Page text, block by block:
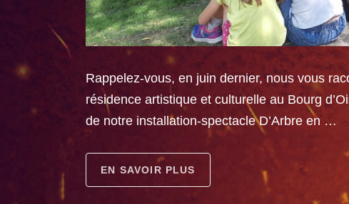
Rappelez-vous, en juin dernier, nous vous
résidence artistique et culturelle au Bourg
de notre installation-spectacle D’Arbre en …
EN SAVOIR PLUS